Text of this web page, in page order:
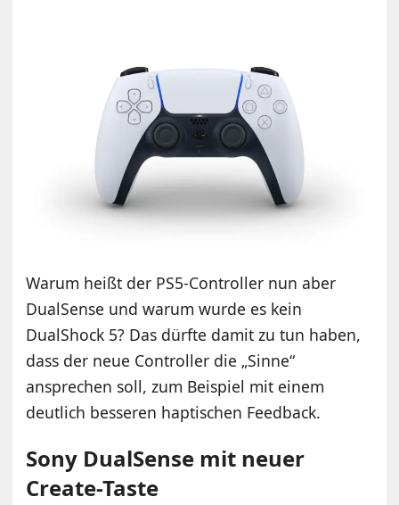
Warum heißt der PS5-Controller nun aber
DualSense und warum wurde es kein
DualShock 5? Das dürfte damit zu tun haben,
dass der neue Controller die „Sinne“
ansprechen soll, zum Beispiel mit einem
deutlich besseren haptischen Feedback.
Sony DualSense mit neuer
Create-Taste